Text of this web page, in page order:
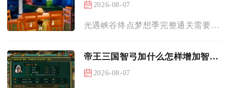
2026-08-07
光遇峡谷终点梦想季完整通关需要先解锁圆梦村前置、分段完成五个...
帝王三国智弓加什么怎样增加智弓的耐久度
2026-08-07